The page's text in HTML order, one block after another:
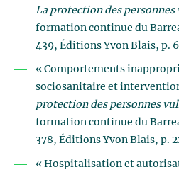
La protection des personnes
formation continue du
439, Éditions Yvon Blais, p.
« Comportements
sociosanitaire et
protection des personnes
formation continue du
378, Éditions Yvon Blais, p.
« Hospitalisation et